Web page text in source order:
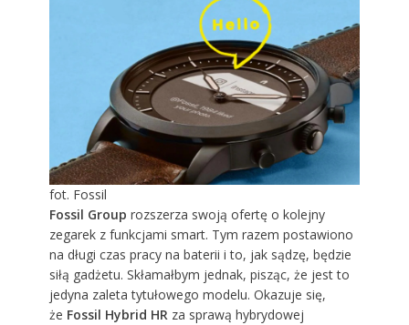
fot. Fossil
Fossil Group rozszerza swoją ofertę o kolejny
zegarek z funkcjami smart. Tym razem postawiono
na długi czas pracy na baterii i to, jak sądzę, będzie
siłą gadżetu. Skłamałbym jednak, pisząc, że jest to
jedyna zaleta tytułowego modelu. Okazuje się,
że Fossil Hybrid HRza sprawą hybrydowej